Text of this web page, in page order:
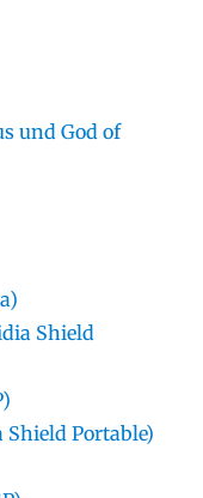
und God of
Shield
Portable)